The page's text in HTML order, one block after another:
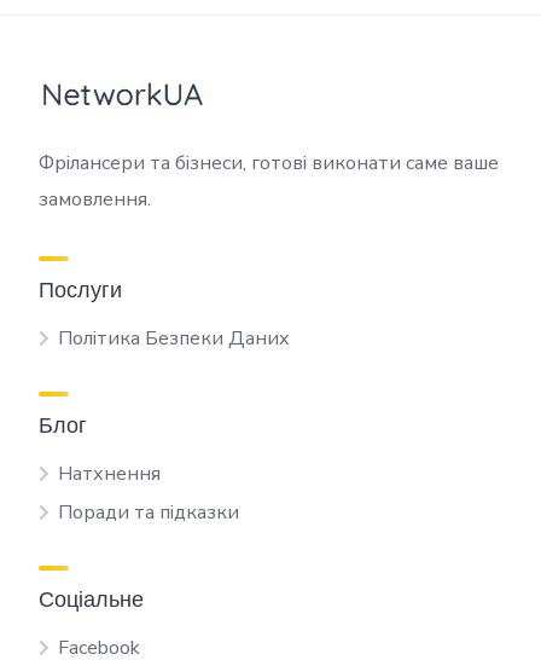
Фрілансери та бізнеси, готові виконати саме ваше
замовлення.
Послуги
Політика Безпеки Даних
Блог
Натхнення
Поради та підказки
Соціальне
Facebook